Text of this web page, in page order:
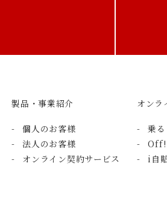
製品・事業紹介
個人のお客様
法人のお客様
オンライン契約サービス
オンラ
乗る
Off!
i自